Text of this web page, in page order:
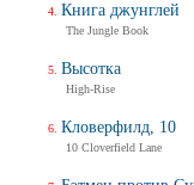
Книга джунглей
The Jungle Book
Высотка
High-Rise
Кловерфилд, 10
10 Cloverfield Lane